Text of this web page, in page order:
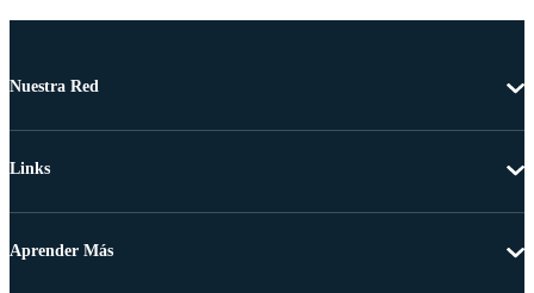
Nuestra Red
Links
Aprender Más